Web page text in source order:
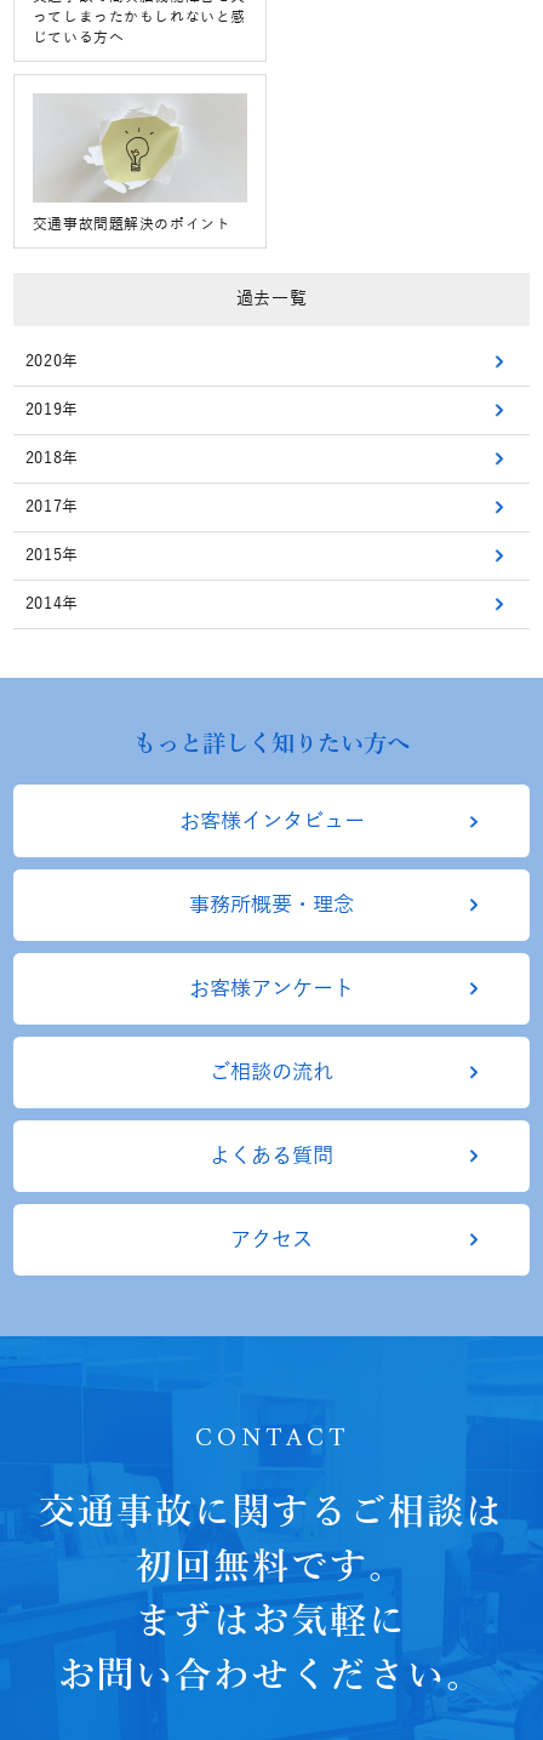
ってしまったかもしれないと感
じている方へ
交通事故問題解決のポイント
過去一覧
2020年
2019年
2018年
2017年
2015年
2014年
もっと詳しく知りたい方へ
お客様インタビュー
事務所概要・理念
お客様アンケート
ご相談の流れ
よくある質問
アクセス
CONTACT
交通事故に関するご相談は
初回無料です。
まずはお気軽に
お問い合わせください。